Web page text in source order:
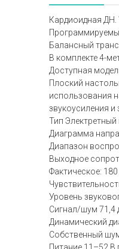
Кардиоидная ДН.
Балансный
В комплекте 4-
Доступная
Плоский
использования
звукоусиления и
Тип
Диаграмма
Диапазон
Выходное
Фактическое:
Уровень
Сигнал/шум 71,4
Динамический
Собственный